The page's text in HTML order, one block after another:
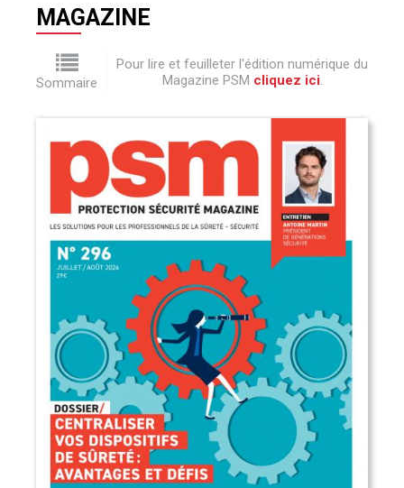
MAGAZINE
Sommaire
Pour lire et feuilleter l'édition numérique du
Magazine PSM cliquez ici.